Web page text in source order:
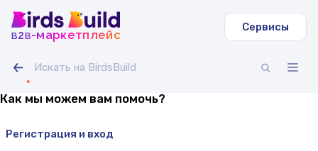
b2b-маркетплейс
Сервисы
Как мы можем вам помочь?
Регистрация и вход